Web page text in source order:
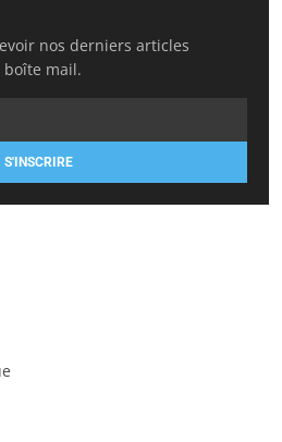
nos derniers articles
mail.
S'INSCRIRE